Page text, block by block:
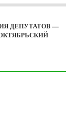
ДЕПУТАТОВ —